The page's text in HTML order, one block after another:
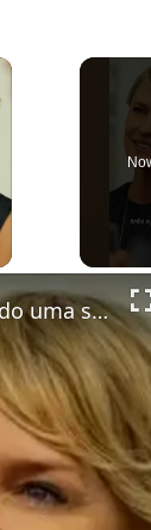
×
Video
Procurando uma série para assistir este fim de semana? Pega essa dica!